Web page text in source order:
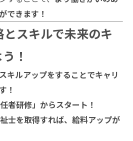
できます！
スキルで未来のキ
！
キルアップをすることでキャリ
！
者研修」からスタート！
士を取得すれば、給料アップが